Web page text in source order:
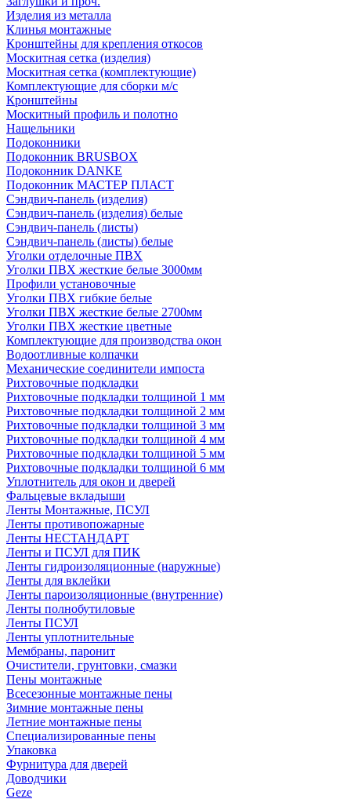
Изделия из металла
Клинья монтажные
Кронштейны для крепления откосов
Москитная сетка (изделия)
Москитная сетка (комплектующие)
Комплектующие для сборки м/с
Кронштейны
Москитный профиль и полотно
Нащельники
Подоконники
Подоконник BRUSBOX
Подоконник DANKE
Подоконник МАСТЕР ПЛАСТ
Сэндвич-панель (изделия)
Сэндвич-панель (изделия) белые
Сэндвич-панель (листы)
Сэндвич-панель (листы) белые
Уголки отделочные ПВХ
Уголки ПВХ жесткие белые 3000мм
Профили установочные
Уголки ПВХ гибкие белые
Уголки ПВХ жесткие белые 2700мм
Уголки ПВХ жесткие цветные
Комплектующие для производства окон
Водоотливные колпачки
Механические соединители импоста
Рихтовочные подкладки
Рихтовочные подкладки толщиной 1 мм
Рихтовочные подкладки толщиной 2 мм
Рихтовочные подкладки толщиной 3 мм
Рихтовочные подкладки толщиной 4 мм
Рихтовочные подкладки толщиной 5 мм
Рихтовочные подкладки толщиной 6 мм
Уплотнитель для окон и дверей
Фальцевые вкладыши
Ленты Монтажные, ПСУЛ
Ленты противопожарные
Ленты НЕСТАНДАРТ
Ленты и ПСУЛ для ПИК
Ленты гидроизоляционные (наружные)
Ленты для вклейки
Ленты пароизоляционные (внутренние)
Ленты полнобутиловые
Ленты ПСУЛ
Ленты уплотнительные
Мембраны, паронит
Очистители, грунтовки, смазки
Пены монтажные
Всесезонные монтажные пены
Зимние монтажные пены
Летние монтажные пены
Специализированные пены
Упаковка
Фурнитура для дверей
Доводчики
Geze